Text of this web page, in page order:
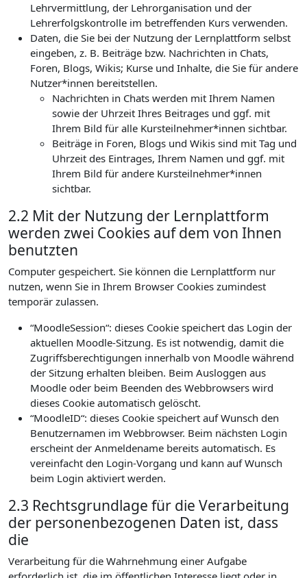
Lehrvermittlung, der Lehrorganisation und der
Lehrerfolgskontrolle im betreffenden Kurs verwenden.
Daten, die Sie bei der Nutzung der Lernplattform selbst
eingeben, z. B. Beiträge bzw. Nachrichten in Chats,
Foren, Blogs, Wikis; Kurse und Inhalte, die Sie für andere
Nutzer*innen bereitstellen.
Nachrichten in Chats werden mit Ihrem Namen
sowie der Uhrzeit Ihres Beitrages und ggf. mit
Ihrem Bild für alle Kursteilnehmer*innen sichtbar.
Beiträge in Foren, Blogs und Wikis sind mit Tag und
Uhrzeit des Eintrages, Ihrem Namen und ggf. mit
Ihrem Bild für andere Kursteilnehmer*innen
sichtbar.
2.2 Mit der Nutzung der Lernplattform
werden zwei Cookies auf dem von Ihnen
benutzten
Computer gespeichert. Sie können die Lernplattform nur
nutzen, wenn Sie in Ihrem Browser Cookies zumindest
temporär zulassen.
“MoodleSession“: dieses Cookie speichert das Login der
aktuellen Moodle-Sitzung. Es ist notwendig, damit die
Zugriffsberechtigungen innerhalb von Moodle während
der Sitzung erhalten bleiben. Beim Ausloggen aus
Moodle oder beim Beenden des Webbrowsers wird
dieses Cookie automatisch gelöscht.
“MoodleID“: dieses Cookie speichert auf Wunsch den
Benutzernamen im Webbrowser. Beim nächsten Login
erscheint der Anmeldename bereits automatisch. Es
vereinfacht den Login-Vorgang und kann auf Wunsch
beim Login aktiviert werden.
2.3 Rechtsgrundlage für die Verarbeitung
der personenbezogenen Daten ist, dass
die
Verarbeitung für die Wahrnehmung einer Aufgabe